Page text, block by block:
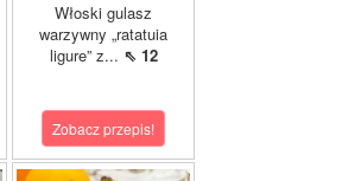
Włoski gulasz
warzywny „ratatuia
ligure” z... ⇖ 12
Zobacz przepis!